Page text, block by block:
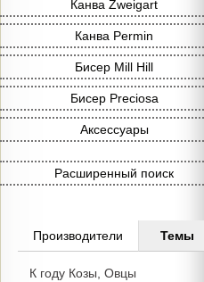
Канва Zweigart
Канва Permin
Бисер Mill Hill
Бисер Preciosa
Аксессуары
Расширенный поиск
Производители Темы
К году Козы, Овцы